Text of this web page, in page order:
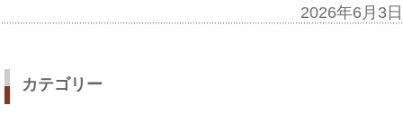
2026年6月3日
カテゴリー